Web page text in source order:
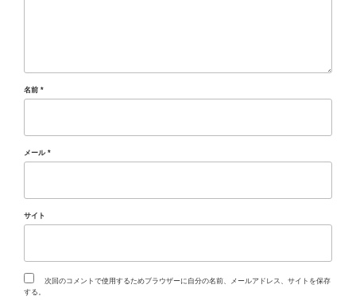
名前 *
メール *
サイト
次回のコメントで使用するためブラウザーに自分の名前、メールアドレス、サイトを保存
する。